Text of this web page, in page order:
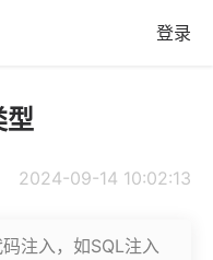
登录
型
2024-09-14 10:02:13
注入，如SQL注入